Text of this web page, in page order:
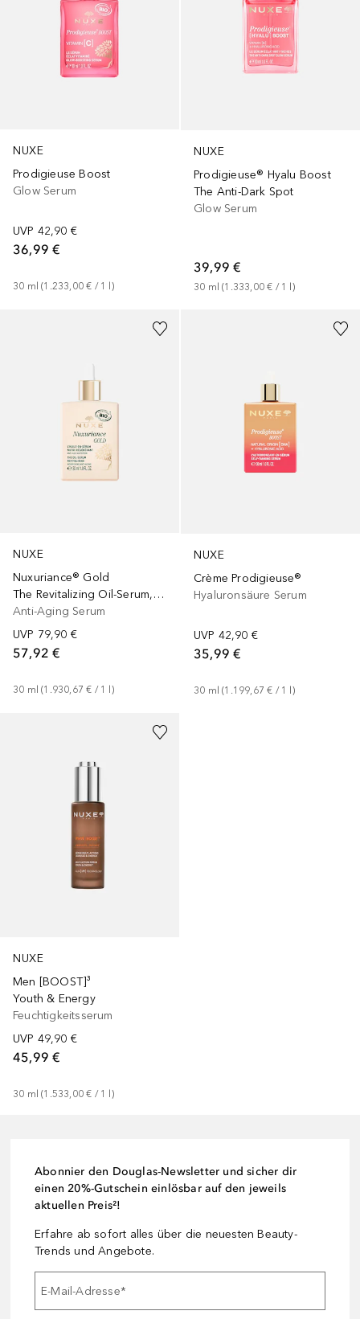
NUXE
Prodigieuse Boost
Glow Serum
UVP 42,90 €
36,99 €
30 ml (1.233,00 € / 1 )
NUXE
Prodigieuse® Hyalu Boost
The Anti-Dark Spot
Glow Serum
39,99 €
30 ml (1.333,00 € / 1 )
NUXE
Nuxuriance® Gold
The Revitalizing Oil-Serum, Nuxuriance Gold 30 ml
Anti-Aging Serum
UVP 79,90 €
57,92 €
30 ml (1.930,67 € / 1 )
NUXE
Crème Prodigieuse®
Hyaluronsäure Serum
UVP 42,90 €
35,99 €
30 ml (1.199,67 € / 1 )
NUXE
Men [BOOST]³
Youth & Energy
Feuchtigkeitsserum
UVP 49,90 €
45,99 €
30 ml (1.533,00 € / 1 )
Abonnier den Douglas-Newsletter und sicher dir
einen 20%-Gutschein einlösbar auf den jeweils
aktuellen Preis²!
Erfahre ab sofort alles über die neuesten Beauty-
Trends und Angebote.
E-Mail-Adresse*